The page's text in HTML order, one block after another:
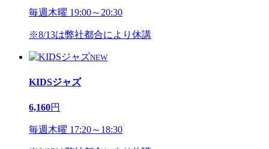
毎週木曜 19:00～20:30
※8/13は弊社都合により休講
NEW
KIDSジャズ
6,160円
毎週木曜 17:20～18:30